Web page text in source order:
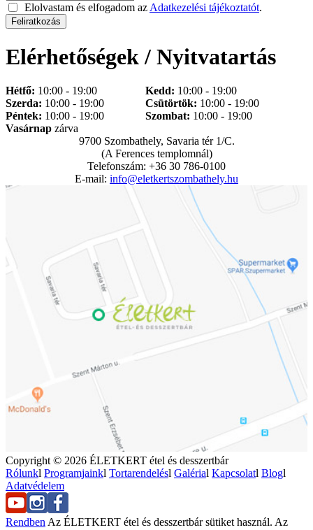
Elolvastam és elfogadom az Adatkezelési tájékoztatót.
Elérhetőségek / Nyitvatartás
Hétfő: 10:00 - 19:00 Kedd: 10:00 - 19:00
Szerda: 10:00 - 19:00 Csütörtök: 10:00 - 19:00
Péntek: 10:00 - 19:00 Szombat: 10:00 - 19:00
Vasárnap zárva
9700 Szombathely, Savaria tér 1/C.
(A Ferences templomnál)
Telefonszám: +36 30 786-0100
E-mail: info@eletkertszombathely.hu
Copyright © 2026 ÉLETKERT étel és desszertbár
Rólunkl Programjainkl Tortarendelésl Galérial Kapcsolatl Blogl
Adatvédelem
Rendben Az ÉLETKERT étel és desszertbár sütiket használ. Az